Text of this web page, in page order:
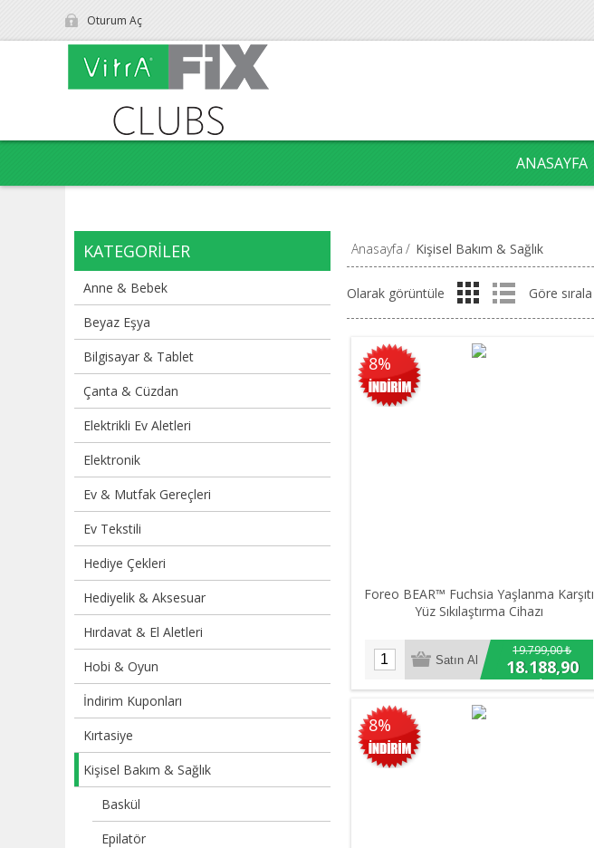
Oturum Aç
ANASAYFA
KATEGORILER
Anne & Bebek
Beyaz Eşya
Bilgisayar & Tablet
Çanta & Cüzdan
Elektrikli Ev Aletleri
Elektronik
Ev & Mutfak Gereçleri
Ev Tekstili
Hediye Çekleri
Hediyelik & Aksesuar
Hırdavat & El Aletleri
Hobi & Oyun
İndirim Kuponları
Kırtasiye
Kişisel Bakım & Sağlık
Baskül
Epilatör
Anasayfa / Kişisel Bakım & Sağlık
Olarak görüntüle Göre sırala
8%
Foreo BEAR™ Fuchsia Yaşlanma Karşıtı
Yüz Sıkılaştırma Cihazı
19.799,00 ₺
18.188,90
₺
8%